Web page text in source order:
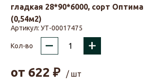
гладкая 28*90*6000, сорт Оптима
(0,54м2)
Артикул: УТ-00017475
Кол-во – +
от 622 ₽
/ шт